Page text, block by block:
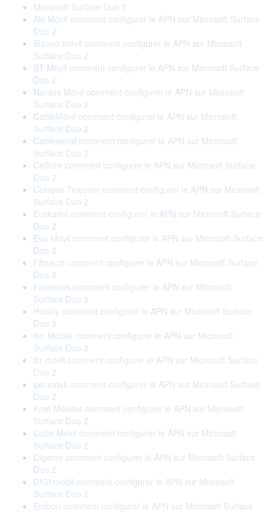
Microsoft Surface Duo 2
Aki Móvil comment configurer le APN sur Microsoft Surface
Duo 2
Blaveo móvil comment configurer le APN sur Microsoft
Surface Duo 2
BT Móvil comment configurer le APN sur Microsoft Surface
Duo 2
Nordés Móvil comment configurer le APN sur Microsoft
Surface Duo 2
CableMóvil comment configurer le APN sur Microsoft
Surface Duo 2
Cableworld comment configurer le APN sur Microsoft
Surface Duo 2
Cellhire comment configurer le APN sur Microsoft Surface
Duo 2
Correos Telecom comment configurer le APN sur Microsoft
Surface Duo 2
Euskaltel comment configurer le APN sur Microsoft Surface
Duo 2
Eva Móvil comment configurer le APN sur Microsoft Surface
Duo 2
Fibracat comment configurer le APN sur Microsoft Surface
Duo 2
Finetwork comment configurer le APN sur Microsoft
Surface Duo 2
Holafly comment configurer le APN sur Microsoft Surface
Duo 2
ion Mobile comment configurer le APN sur Microsoft
Surface Duo 2
lcr móvil comment configurer le APN sur Microsoft Surface
Duo 2
ipo móvil comment configurer le APN sur Microsoft Surface
Duo 2
Knet Móviles comment configurer le APN sur Microsoft
Surface Duo 2
Cube Móvil comment configurer le APN sur Microsoft
Surface Duo 2
Digame comment configurer le APN sur Microsoft Surface
Duo 2
DIGI mobil comment configurer le APN sur Microsoft
Surface Duo 2
Embou comment configurer le APN sur Microsoft Surface